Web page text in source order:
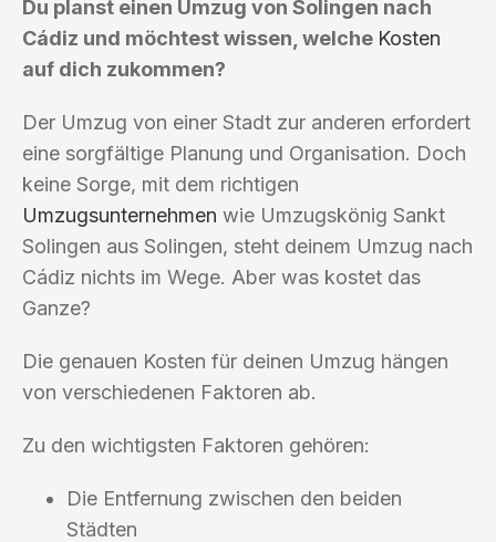
Du planst einen Umzug von Solingen nach
Cádiz und möchtest wissen, welche Kosten
auf dich zukommen?
Der Umzug von einer Stadt zur anderen erfordert
eine sorgfältige Planung und Organisation. Doch
keine Sorge, mit dem richtigen
Umzugsunternehmen wie Umzugskönig Sankt
Solingen aus Solingen, steht deinem Umzug nach
Cádiz nichts im Wege. Aber was kostet das
Ganze?
Die genauen Kosten für deinen Umzug hängen
von verschiedenen Faktoren ab.
Zu den wichtigsten Faktoren gehören:
Die Entfernung zwischen den beiden
Städten